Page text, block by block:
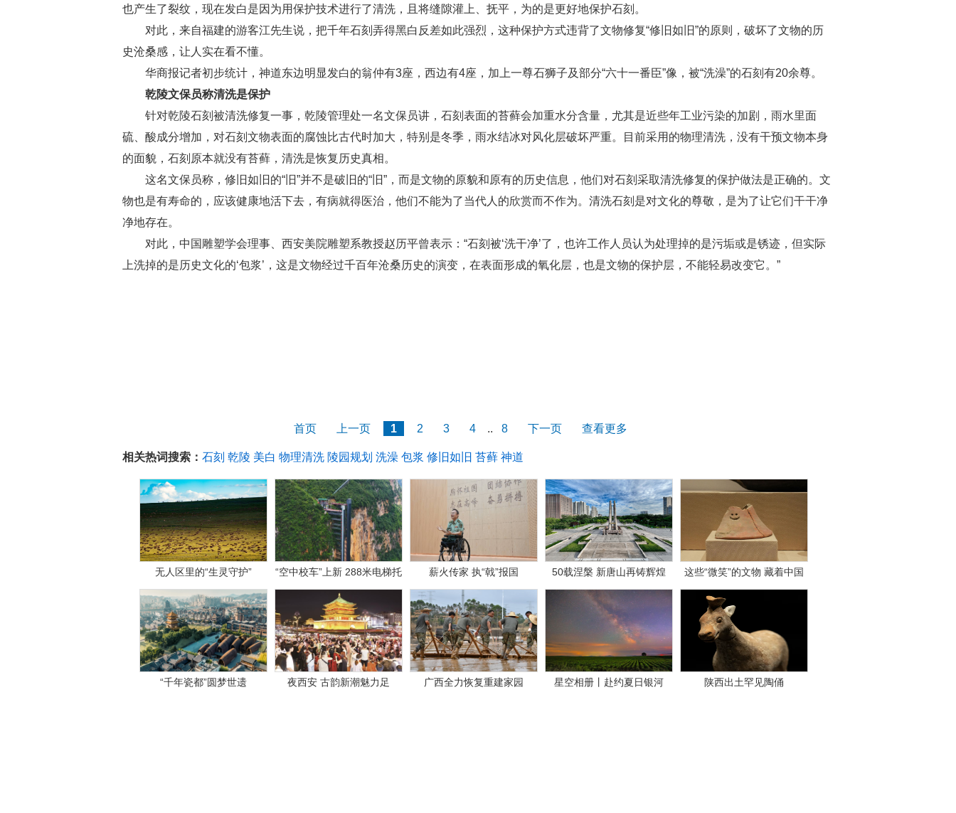
也产生了裂纹，现在发白是因为用保护技术进行了清洗，且将缝隙灌上、抚平，为的是更好地保护石刻。
对此，来自福建的游客江先生说，把千年石刻弄得黑白反差如此强烈，这种保护方式违背了文物修复“修旧如旧”的原则，破坏了文物的历
史沧桑感，让人实在看不懂。
华商报记者初步统计，神道东边明显发白的翁仲有3座，西边有4座，加上一尊石狮子及部分“六十一番臣”像，被“洗澡”的石刻有20余尊。
乾陵文保员称清洗是保护
针对乾陵石刻被清洗修复一事，乾陵管理处一名文保员讲，石刻表面的苔藓会加重水分含量，尤其是近些年工业污染的加剧，雨水里面
硫、酸成分增加，对石刻文物表面的腐蚀比古代时加大，特别是冬季，雨水结冰对风化层破坏严重。目前采用的物理清洗，没有干预文物本身
的面貌，石刻原本就没有苔藓，清洗是恢复历史真相。
这名文保员称，修旧如旧的“旧”并不是破旧的“旧”，而是文物的原貌和原有的历史信息，他们对石刻采取清洗修复的保护做法是正确的。文
物也是有寿命的，应该健康地活下去，有病就得医治，他们不能为了当代人的欣赏而不作为。清洗石刻是对文化的尊敬，是为了让它们干干净
净地存在。
对此，中国雕塑学会理事、西安美院雕塑系教授赵历平曾表示：“石刻被‘洗干净’了，也许工作人员认为处理掉的是污垢或是锈迹，但实际
上洗掉的是历史文化的‘包浆’，这是文物经过千百年沧桑历史的演变，在表面形成的氧化层，也是文物的保护层，不能轻易改变它。”
首页 上一页 1 2 3 4 .. 8 下一页 查看更多
相关热词搜索： 石刻 乾陵 美白 物理清洗 陵园规划 洗澡 包浆 修旧如旧 苔藓 神道
无人区里的“生灵守护”
“空中校车”上新 288米电梯托
举云端求学路
薪火传家 执“戟”报国 50载涅槃 新唐山再铸辉煌
这些“微笑”的文物 藏着中国
人的精神底色
“千年瓷都”圆梦世遗 夜西安 古韵新潮魅力足 广西全力恢复重建家园 星空相册丨赴约夏日银河 陕西出土罕见陶俑